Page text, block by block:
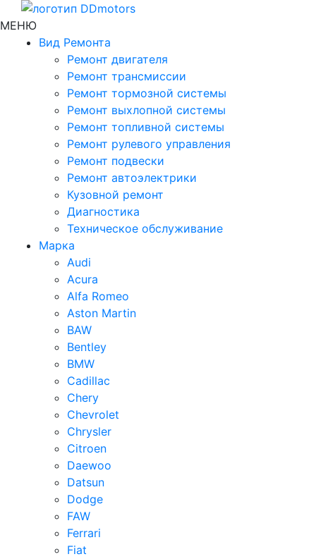
МЕНЮ
Вид Ремонта
Ремонт двигателя
Ремонт трансмиссии
Ремонт тормозной системы
Ремонт выхлопной системы
Ремонт топливной системы
Ремонт рулевого управления
Ремонт подвески
Ремонт автоэлектрики
Кузовной ремонт
Диагностика
Техническое обслуживание
Марка
Audi
Acura
Alfa Romeo
Aston Martin
BAW
Bentley
BMW
Cadillac
Chery
Chevrolet
Chrysler
Citroen
Daewoo
Datsun
Dodge
FAW
Ferrari
Fiat